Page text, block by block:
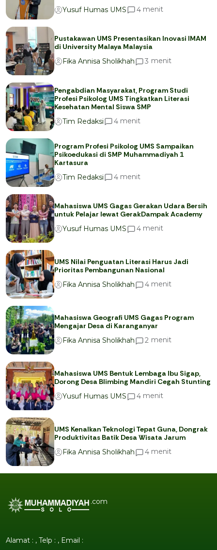
Yusuf Humas UMS
4 menit
Pustakawan UMS Presentasikan Inovasi IMAM
di University Malaya Malaysia
Fika Annisa Sholikhah
3 menit
Pengabdian Masyarakat, Program Studi
Profesi Psikolog UMS Tingkatkan Literasi
Kesehatan Mental Siswa SMP
Tim Redaksi
4 menit
Program Profesi Psikolog UMS Sampaikan
Psikoedukasi di SMP Muhammadiyah 1
Kartasura
Tim Redaksi
4 menit
Mahasiswa UMS Gagas Gerakan Udara Bersih
untuk Pelajar lewat GerakDampak Academy
Yusuf Humas UMS
4 menit
UMS Nilai Penguatan Literasi Harus Jadi
Prioritas Pembangunan Nasional
Fika Annisa Sholikhah
4 menit
Mahasiswa Geografi UMS Gagas Program
Mengajar Desa di Karanganyar
Fika Annisa Sholikhah
2 menit
Mahasiswa UMS Bentuk Lembaga Ibu Sigap,
Dorong Desa Blimbing Mandiri Cegah Stunting
Yusuf Humas UMS
4 menit
UMS Kenalkan Teknologi Tepat Guna, Dongrak
Produktivitas Batik Desa Wisata Jarum
Fika Annisa Sholikhah
4 menit
.com
Alamat : , Telp : , Email :